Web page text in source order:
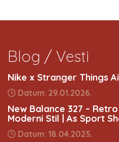
Blog / Vesti
Nike x Stranger Things
Datum: 29.01.2026.
New Balance 327 –
Moderni Stil | As Sport
Datum: 18.04.2025.